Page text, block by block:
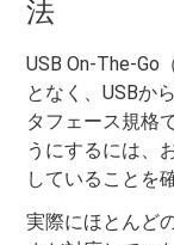
法
USB On-The-Go
となく、USBか
タフェース規格
うにするには、
していることを
実際にほとんど